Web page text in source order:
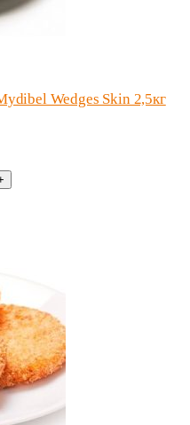
Wedges Skin 2,5кг